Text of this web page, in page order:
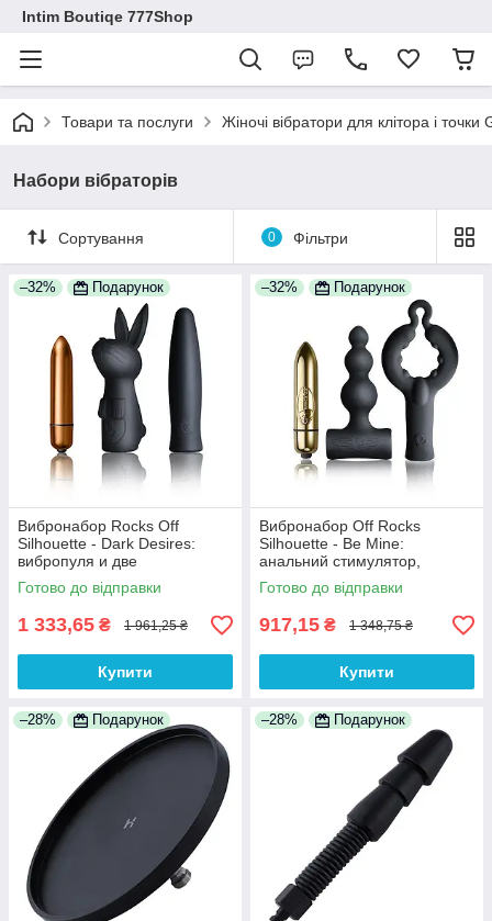
Intim Boutiqe 777Shop
Товари та послуги Жіночі вібратори для клітора і
Набори вібраторів
Сортування 0 Фільтри
–32% Подарунок
Вибронабор Rocks Off
Silhouette - Dark Desires:
вибропуля и две
силиконовые насадки 100%
Анонімності
Готово до відправки
1 333,65 ₴ 1 961,25 ₴
Купити
–32% Подарунок
Вибронабор Off Rocks
Silhouette - Be Mine:
анальний стимулятор,
ерекційне кільце і вибропуля
100% Анонімності
Готово до відправки
917,15 ₴ 1 348,75 ₴
Купити
–28% Подарунок –28% Подарунок